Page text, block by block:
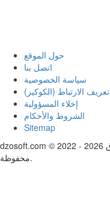
حول الموقع
اتصل بنا
سياسة الخصوصية
الارتباط (الكوكيز)
إخلاء المسؤولية
الشروط والأحكام
Sitemap
dzosoft.com © 2022 - 2026 المؤلف: المهندس أ. نصري. جميع الحقوق
محفوظة.